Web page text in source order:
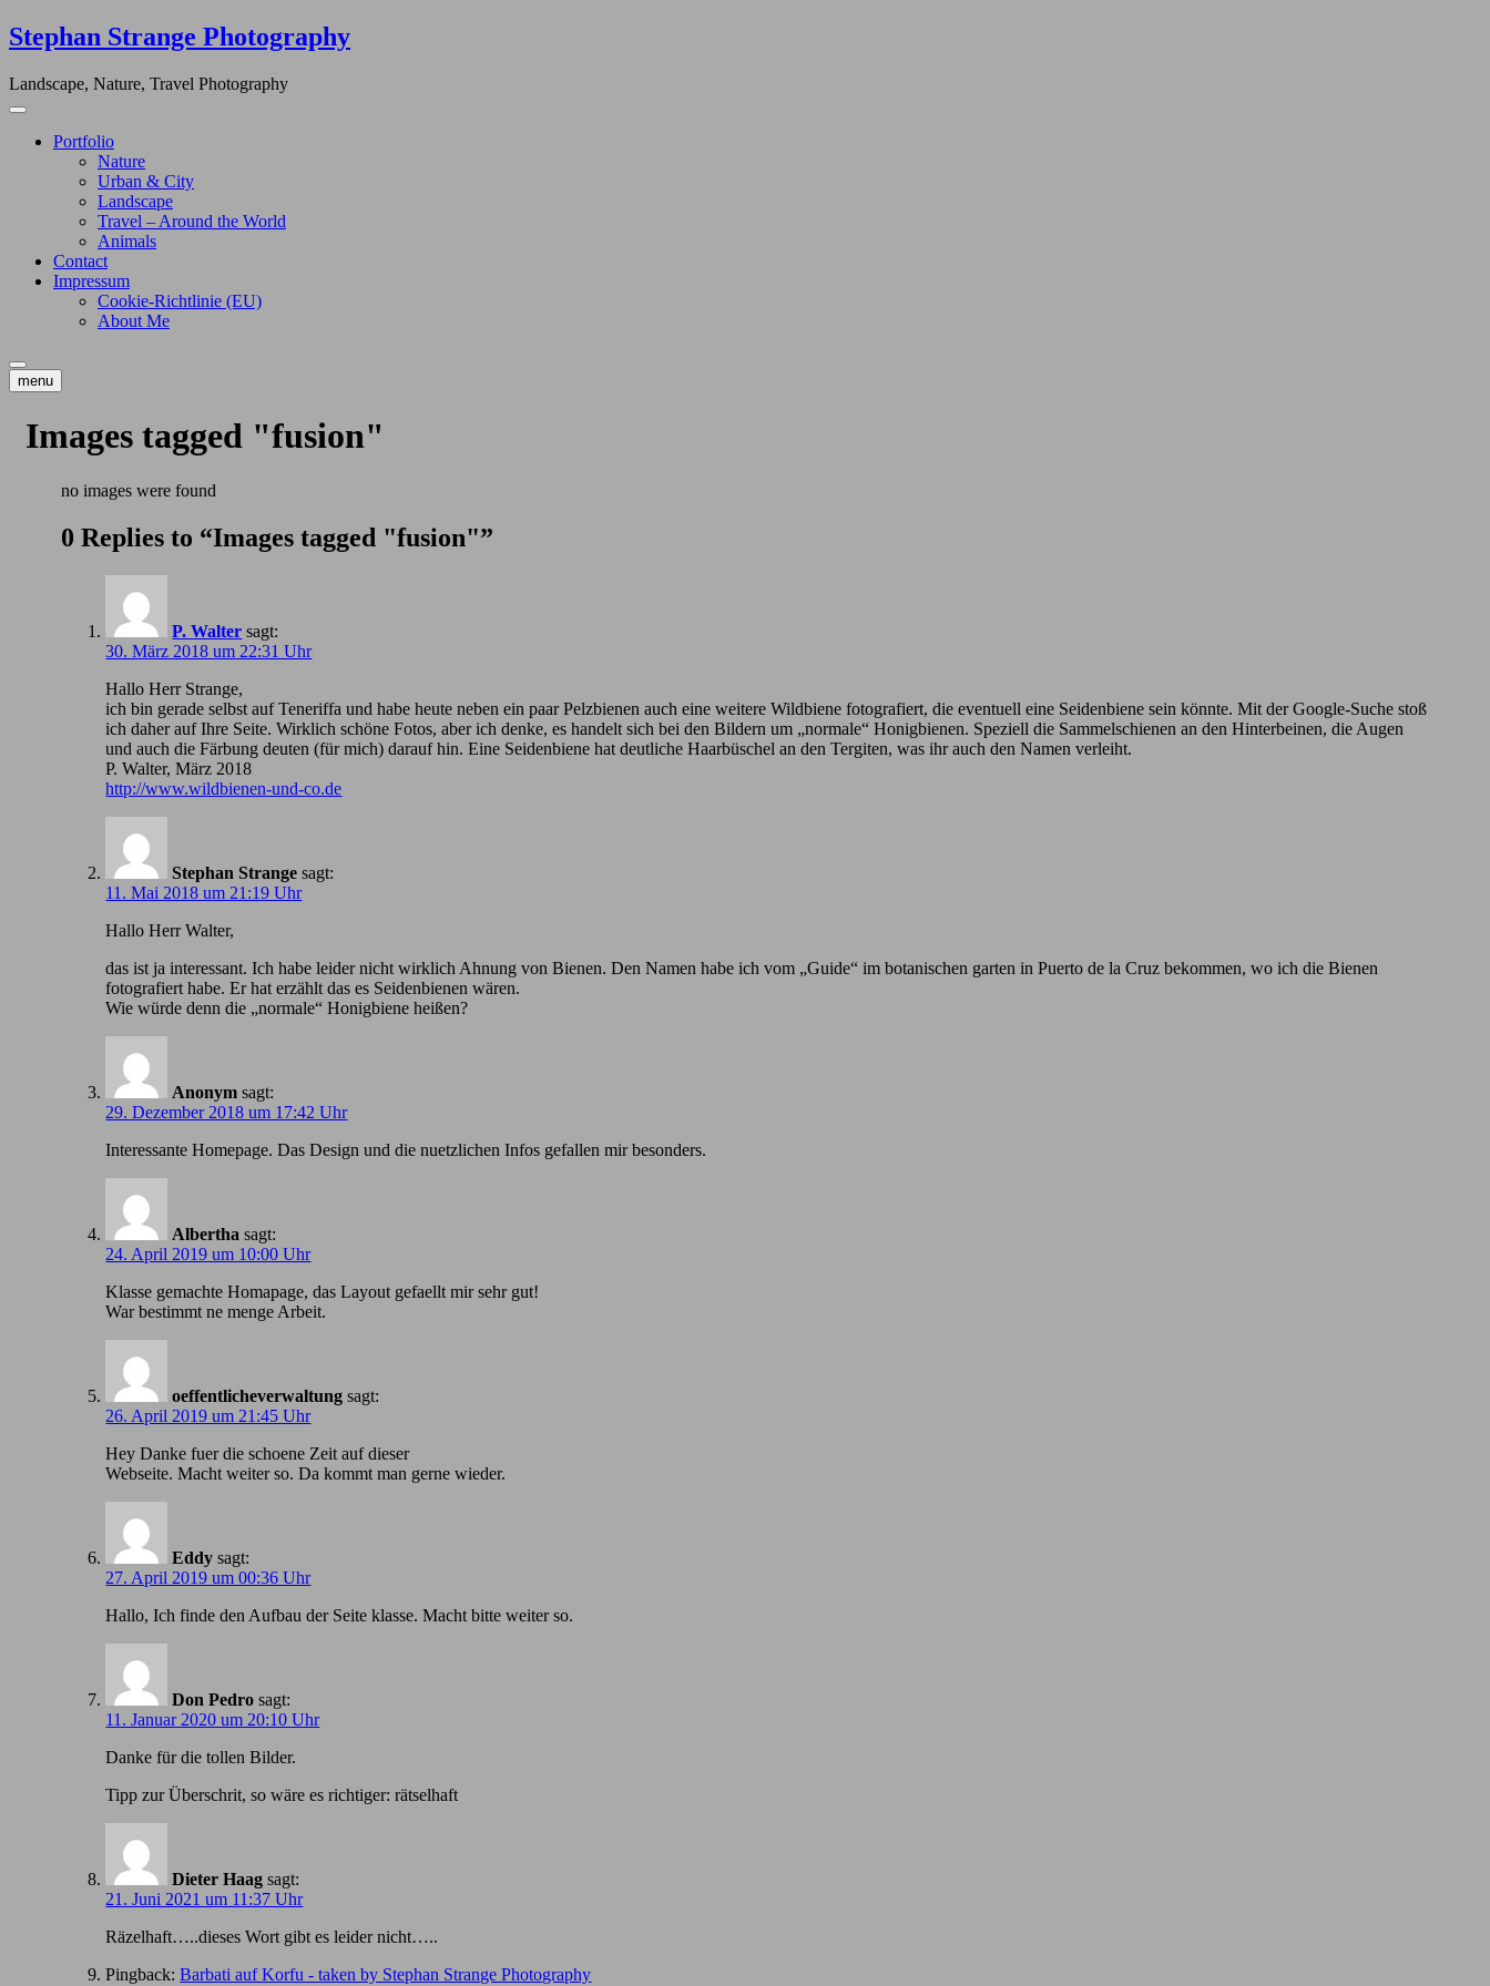
Skip
to
Stephan Strange Photography
Landscape, Nature, Travel Photography
Portfolio
Nature
Urban & City
Landscape
Travel – Around the World
Animals
Contact
Impressum
Cookie-Richtlinie (EU)
About Me
menu
Images tagged "fusion"
no images were found
0 Replies to “Images tagged "fusion"”
P. Walter sagt:
30. März 2018 um 22:31 Uhr
Hallo Herr Strange,
ich bin gerade selbst auf Teneriffa und habe heute neben ein paar Pelzbienen auch eine weitere Wildbiene fotografiert, die eventuell eine Seidenbiene sein könnte. Mit der Google-Suche stoß
ich daher auf Ihre Seite. Wirklich schöne Fotos, aber ich denke, es handelt sich bei den Bildern um „normale“ Honigbienen. Speziell die Sammelschienen an den Hinterbeinen, die Augen
und auch die Färbung deuten (für mich) darauf hin. Eine Seidenbiene hat deutliche Haarbüschel an den Tergiten, was ihr auch den Namen verleiht.
P. Walter, März 2018
http://www.wildbienen-und-co.de
Stephan Strange sagt:
11. Mai 2018 um 21:19 Uhr
Hallo Herr Walter,
das ist ja interessant. Ich habe leider nicht wirklich Ahnung von Bienen. Den Namen habe ich vom „Guide“ im botanischen garten in Puerto de la Cruz bekommen, wo ich die Bienen
fotografiert habe. Er hat erzählt das es Seidenbienen wären.
Wie würde denn die „normale“ Honigbiene heißen?
Anonym sagt:
29. Dezember 2018 um 17:42 Uhr
Іnteressante Homepage. Das Design und die nuetzlichen Infos gefallen mir besonders.
Albertha sagt:
24. April 2019 um 10:00 Uhr
Klasse gemachte Homapage, das Layout gefaellt mir sehr gut!
War bestimmt ne menge Arbeit.
oeffentlicheverwaltung sagt:
26. April 2019 um 21:45 Uhr
Hey Danke fuer die schoene Zeit auf dieser
Webseite. Macht weiter so. Da kommt man gerne wieder.
Eddy sagt:
27. April 2019 um 00:36 Uhr
Hallo, Ich finde den Aufbau der Seite klasse. Macht bitte weiter so.
Don Pedro sagt:
11. Januar 2020 um 20:10 Uhr
Danke für die tollen Bilder.
Tipp zur Überschrit, so wäre es richtiger: rätselhaft
Dieter Haag sagt:
21. Juni 2021 um 11:37 Uhr
Räzelhaft…..dieses Wort gibt es leider nicht…..
Pingback:Barbati auf Korfu - taken by Stephan Strange Photography